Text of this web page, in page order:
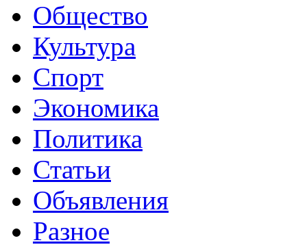
Общество
Культура
Спорт
Экономика
Политика
Статьи
Объявления
Разное